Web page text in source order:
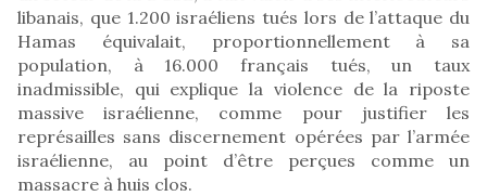
libanais, que 1.200 israéliens tués lors de l’attaque du
Hamas équivalait, proportionnellement à sa
population, à 16.000 français tués, un taux
inadmissible, qui explique la violence de la riposte
massive israélienne, comme pour justifier les
représailles sans discernement opérées par l’armée
israélienne, au point d’être perçues comme un
massacre à huis clos.